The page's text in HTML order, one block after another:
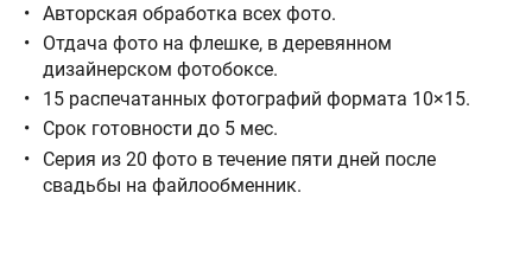
Авторская обработка всех фото.
Отдача фото на флешке, в деревянном
дизайнерском фотобоксе.
15 распечатанных фотографий формата 10×15.
Срок готовности до 5 мес.
Серия из 20 фото в течение пяти дней после
свадьбы на файлообменник.